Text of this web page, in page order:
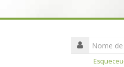
Nome
de
utilizador